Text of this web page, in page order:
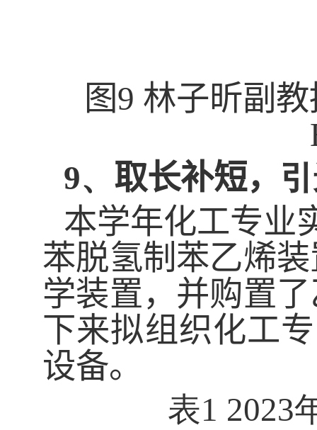
图9 林子昕副
9、 取长补短，
本学年化工专业
苯脱氢制苯乙烯
学装置，并购置
下来拟组织化工
设备。
表1 2023